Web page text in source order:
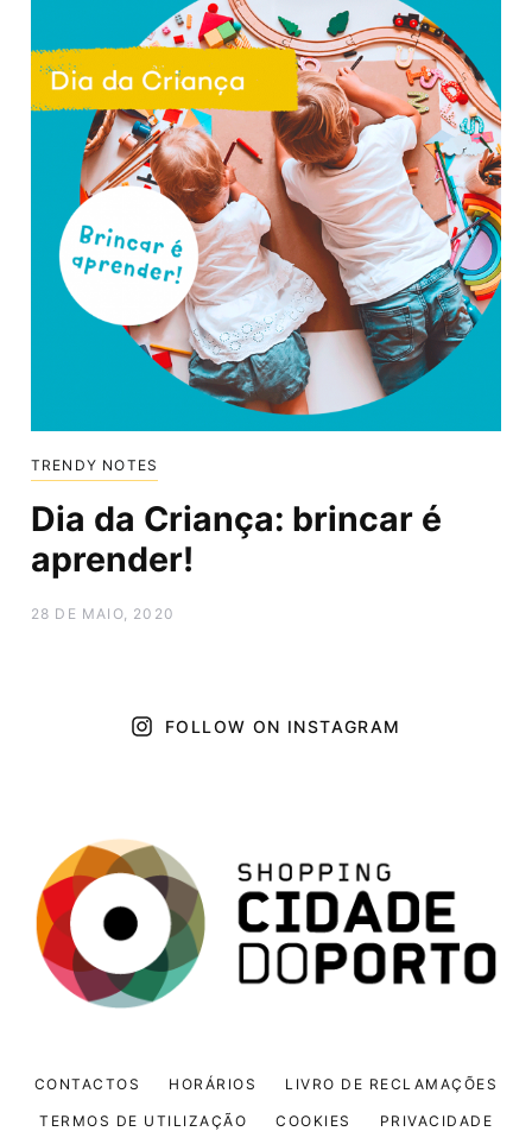
TRENDY NOTES
Dia da Criança: brincar é
aprender!
28 DE MAIO, 2020
FOLLOW ON INSTAGRAM
CONTACTOS HORÁRIOS LIVRO DE RECLAMAÇÕES
TERMOS DE UTILIZAÇÃO COOKIES PRIVACIDADE